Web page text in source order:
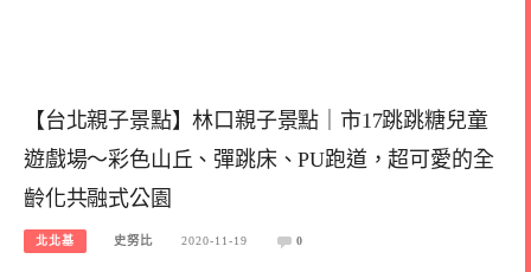
【台北親子景點】林口親子景點｜市17跳跳糖兒童
遊戲場～彩色山丘、彈跳床、PU跑道，超可愛的全
齡化共融式公園
北北基 史努比 2020-11-19 0